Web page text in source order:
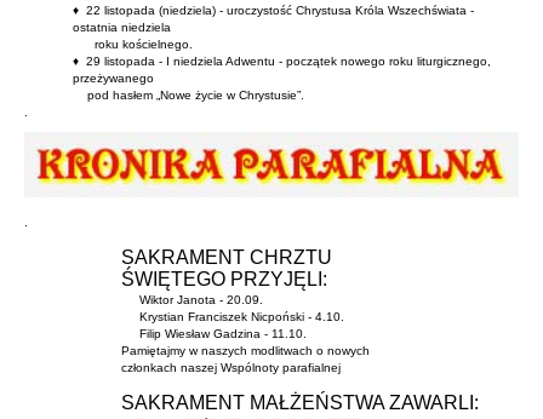
♦ 22 listopada (niedziela) - uroczystość Chrystusa Króla Wszechświata -
ostatnia niedziela
roku kościelnego.
♦ 29 listopada - I niedziela Adwentu - początek nowego roku liturgicznego,
przeżywanego
pod hasłem „Nowe życie w Chrystusie”.
SAKRAMENT CHRZTU
ŚWIĘTEGO PRZYJĘLI:
Wiktor Janota - 20.09.
Krystian Franciszek Nicpoński - 4.10.
Filip Wiesław Gadzina - 11.10.
Pamiętajmy w naszych modlitwach o nowych
członkach naszej Wspólnoty parafialnej
SAKRAMENT MAŁŻEŃSTWA ZAWARLI: